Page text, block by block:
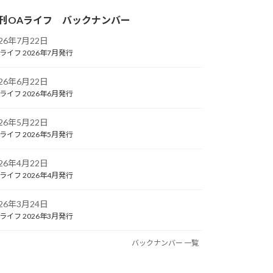
OAライフ バックナンバー
年7月22日
イフ 2026年7月発行
年6月22日
イフ 2026年6月発行
年5月22日
イフ 2026年5月発行
年4月22日
イフ 2026年4月発行
年3月24日
イフ 2026年3月発行
バックナンバー 一覧